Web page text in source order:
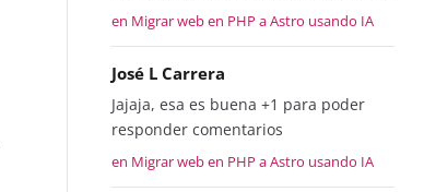
en Migrar web en PHP a Astro usando IA
José L Carrera
Jajaja, esa es buena +1 para poder
responder comentarios
en Migrar web en PHP a Astro usando IA